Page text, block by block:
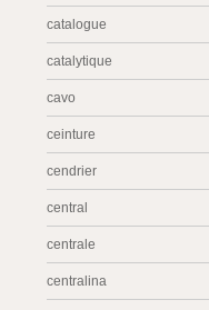
catalogue
catalytique
cavo
ceinture
cendrier
central
centrale
centralina